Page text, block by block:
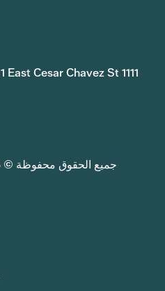
1111 East Cesar Chavez St. 1111 East Cesar Chavez St.